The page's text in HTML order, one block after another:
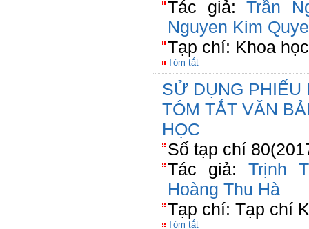
Tác giả:Trần
Nguyen Kim
Tạp chí: Khoa
Tóm tắt
SỬ DỤNG PHIẾU
TÓM TẮT VĂN
HỌC
Số tạp chí
Tác giả: Trịnh
Hoàng Thu Hà
Tạp chí: Tạp chí
Tóm tắt